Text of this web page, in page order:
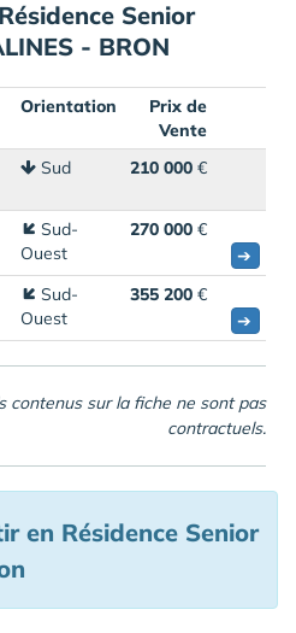
Senior
- BRON
Orientation
Prix de
Vente
Sud 210 000 €
Sud-
Ouest
270 000 €
➔
Sud-
Ouest
355 200 €
➔
contenus sur la fiche ne sont pas
contractuels.
en Résidence Senior